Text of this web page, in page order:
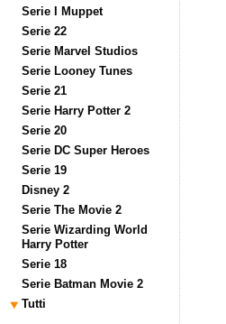
Serie I Muppet
Serie 22
Serie Marvel Studios
Serie Looney Tunes
Serie 21
Serie Harry Potter 2
Serie 20
Serie DC Super Heroes
Serie 19
Disney 2
Serie The Movie 2
Serie Wizarding World
Harry Potter
Serie 18
Serie Batman Movie 2
Tutti